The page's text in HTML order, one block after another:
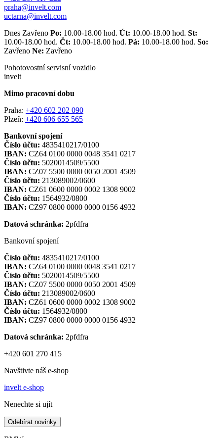
praha@invelt.com
uctarna@invelt.com
Dnes Zavřeno Po: 10.00-18.00 hod. Út: 10.00-18.00 hod. St:
10.00-18.00 hod. Čt: 10.00-18.00 hod. Pá: 10.00-18.00 hod. So:
Zavřeno Ne: Zavřeno
Pohotovostní servisní vozidlo
invelt
Mimo pracovní dobu
Praha: +420 602 202 090
Plzeň: +420 606 655 565
Bankovní spojení
Číslo účtu: 4835410217/0100
IBAN: CZ64 0100 0000 0048 3541 0217
Číslo účtu: 5020014509/5500
IBAN: CZ07 5500 0000 0050 2001 4509
Číslo účtu: 213089002/0600
IBAN: CZ61 0600 0000 0002 1308 9002
Číslo účtu: 1564932/0800
IBAN: CZ97 0800 0000 0000 0156 4932
Datová schránka: 2pfdfra
Bankovní spojení
Číslo účtu: 4835410217/0100
IBAN: CZ64 0100 0000 0048 3541 0217
Číslo účtu: 5020014509/5500
IBAN: CZ07 5500 0000 0050 2001 4509
Číslo účtu: 213089002/0600
IBAN: CZ61 0600 0000 0002 1308 9002
Číslo účtu: 1564932/0800
IBAN: CZ97 0800 0000 0000 0156 4932
Datová schránka: 2pfdfra
+420 601 270 415
Navštivte náš e-shop
invelt e-shop
Nenechte si ujít
Odebírat novinky